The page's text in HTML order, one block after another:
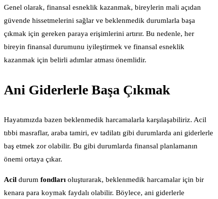
Genel olarak, finansal esneklik kazanmak, bireylerin mali açıdan
güvende hissetmelerini sağlar ve beklenmedik durumlarla başa
çıkmak için gereken paraya erişimlerini artırır. Bu nedenle, her
bireyin finansal durumunu iyileştirmek ve finansal esneklik
kazanmak için belirli adımlar atması önemlidir.
Ani Giderlerle Başa Çıkmak
Hayatımızda bazen beklenmedik harcamalarla karşılaşabiliriz. Acil
tıbbi masraflar, araba tamiri, ev tadilatı gibi durumlarda ani giderlerle
baş etmek zor olabilir. Bu gibi durumlarda finansal planlamanın
önemi ortaya çıkar.
Acil durum fondları oluşturarak, beklenmedik harcamalar için bir
kenara para koymak faydalı olabilir. Böylece, ani giderlerle